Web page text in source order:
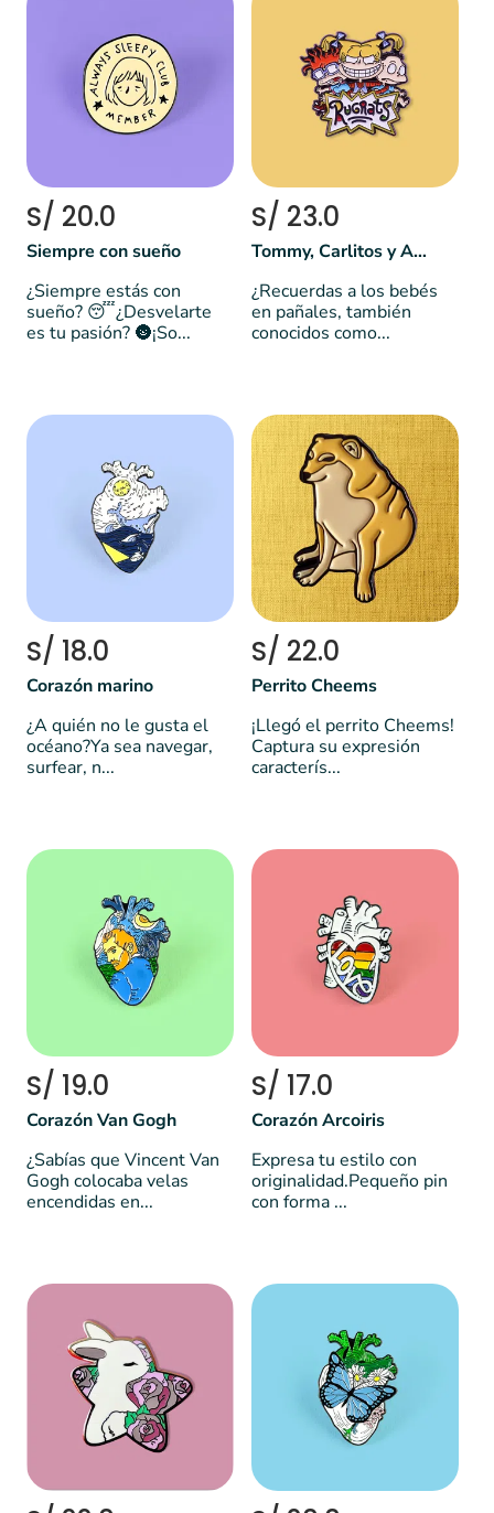
S/ 20.0
Siempre con sueño
¿Siempre estás con
sueño? 😴¿Desvelarte
es tu pasión? 🌚¡So...
S/ 23.0
Tommy, Carlitos y Angélica - Rugrats
¿Recuerdas a los bebés
en pañales, también
conocidos como...
S/ 18.0
Corazón marino
¿A quién no le gusta el
océano?Ya sea navegar,
surfear, n...
S/ 22.0
Perrito Cheems
¡Llegó el perrito Cheems!
Captura su expresión
caracterís...
S/ 19.0
Corazón Van Gogh
¿Sabías que Vincent Van
Gogh colocaba velas
encendidas en...
S/ 17.0
Corazón Arcoiris
Expresa tu estilo con
originalidad.Pequeño pin
con forma ...